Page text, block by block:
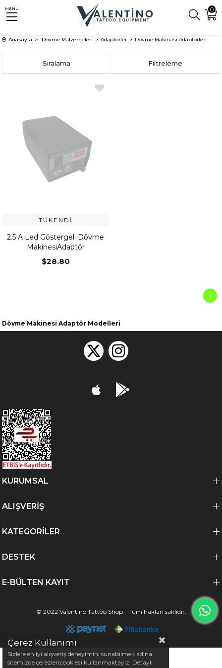
0
MENU
Anasayfa Dövme Malzemeleri Adaptörler Dövme Makinası Adaptörleri
Filtreleme
Sıralama
TÜKENDI
2.5 A Led Göstergeli Dövme
MakinesiAdaptör
$28.80
1
Dövme Makinesi Adaptör Modelleri
KURUMSAL
ALIŞVERİŞ
KATEGORİLER
DESTEK
E-BÜLTEN KAYIT
© 2022 Valentino Tattoo Shop - Tüm hakları saklıdır.
Çerez Kullanımı
Sizlere en iyi alışveriş deneyimini sunabilmek adına
sitemizde çerezler(cookies) kullanmaktayız. Detaylı